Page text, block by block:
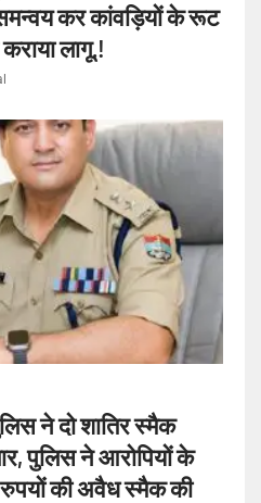
कर कांवड़ियों के रूट
लागू.!
ने दो शातिर स्मैक
पुलिस ने आरोपियों के
की अवैध स्मैक की